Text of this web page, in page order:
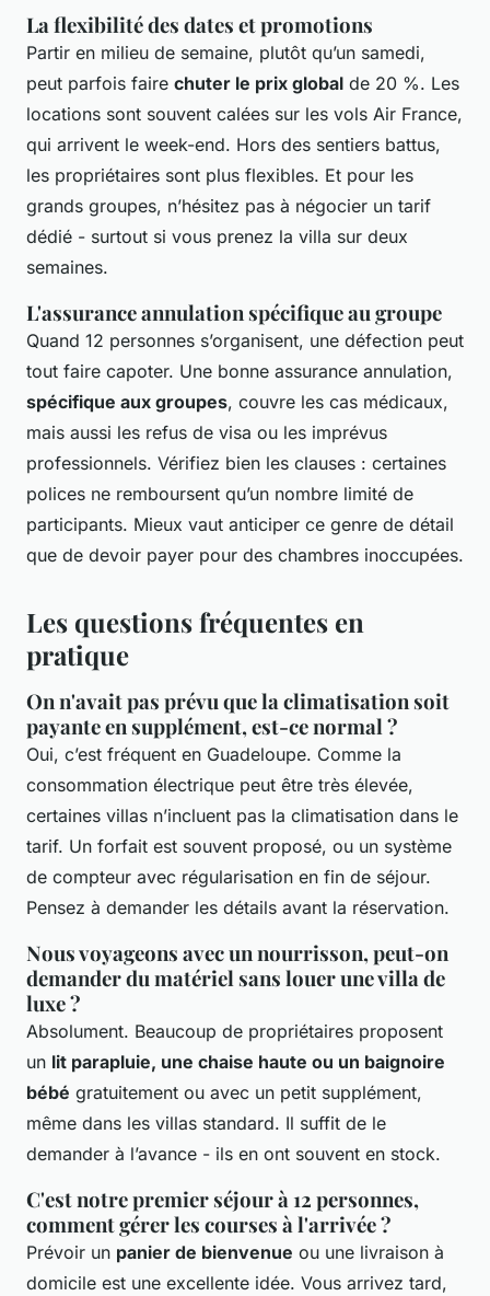
La flexibilité des dates et promotions
Partir en milieu de semaine, plutôt qu’un samedi,
peut parfois faire chuter le prix global de 20 %. Les
locations sont souvent calées sur les vols Air France,
qui arrivent le week-end. Hors des sentiers battus,
les propriétaires sont plus flexibles. Et pour les
grands groupes, n’hésitez pas à négocier un tarif
dédié - surtout si vous prenez la villa sur deux
semaines.
L'assurance annulation spécifique au groupe
Quand 12 personnes s’organisent, une défection peut
tout faire capoter. Une bonne assurance annulation,
spécifique aux groupes, couvre les cas médicaux,
mais aussi les refus de visa ou les imprévus
professionnels. Vérifiez bien les clauses : certaines
polices ne remboursent qu’un nombre limité de
participants. Mieux vaut anticiper ce genre de détail
que de devoir payer pour des chambres inoccupées.
Les questions fréquentes en
pratique
On n'avait pas prévu que la climatisation soit
payante en supplément, est-ce normal ?
Oui, c’est fréquent en Guadeloupe. Comme la
consommation électrique peut être très élevée,
certaines villas n’incluent pas la climatisation dans le
tarif. Un forfait est souvent proposé, ou un système
de compteur avec régularisation en fin de séjour.
Pensez à demander les détails avant la réservation.
Nous voyageons avec un nourrisson, peut-on
demander du matériel sans louer une villa de
luxe ?
Absolument. Beaucoup de propriétaires proposent
un lit parapluie, une chaise haute ou un baignoire
bébé gratuitement ou avec un petit supplément,
même dans les villas standard. Il suffit de le
demander à l’avance - ils en ont souvent en stock.
C'est notre premier séjour à 12 personnes,
comment gérer les courses à l'arrivée ?
Prévoir un panier de bienvenue ou une livraison à
domicile est une excellente idée. Vous arrivez tard,